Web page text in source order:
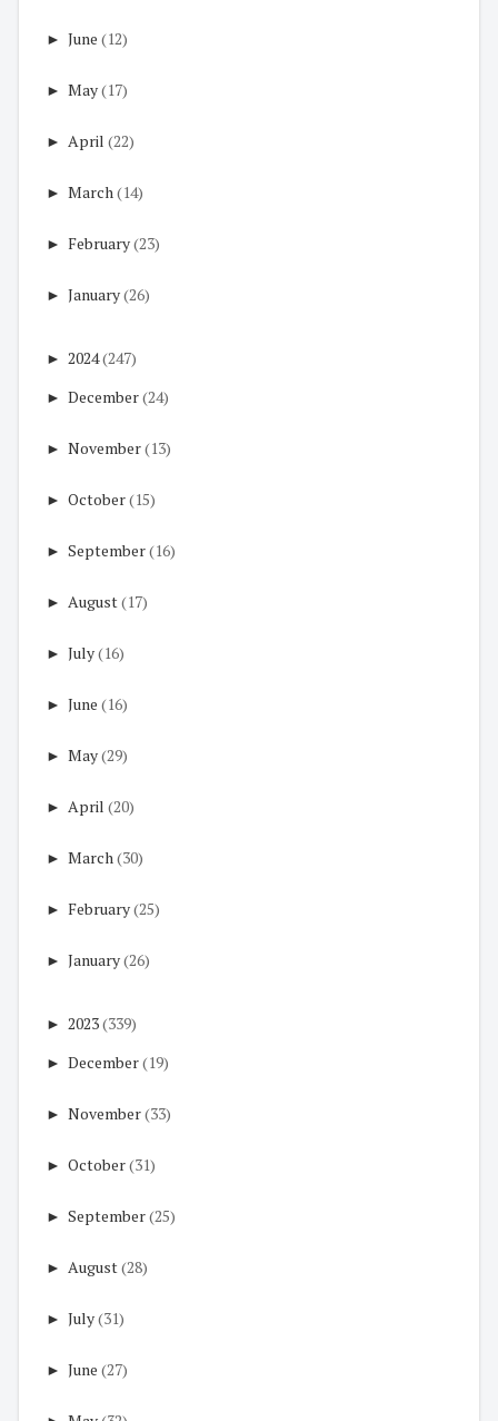
► June (12)
► May(17)
► April (22)
► March(14)
► February(23)
► January(26)
► 2024(247)
► December(24)
► November(13)
► October(15)
► September(16)
► August(17)
► July(16)
► June (16)
► May(29)
► April (20)
► March(30)
► February(25)
► January(26)
► 2023(339)
► December(19)
► November(33)
► October(31)
► September(25)
► August(28)
► July(31)
► June (27)